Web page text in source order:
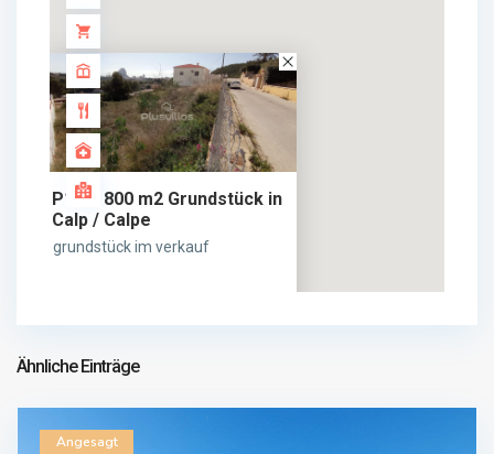
P11 – 800 m2 Grundstück in
Calp / Calpe
grundstück im verkauf
160.000 €
Ähnliche Einträge
Angesagt